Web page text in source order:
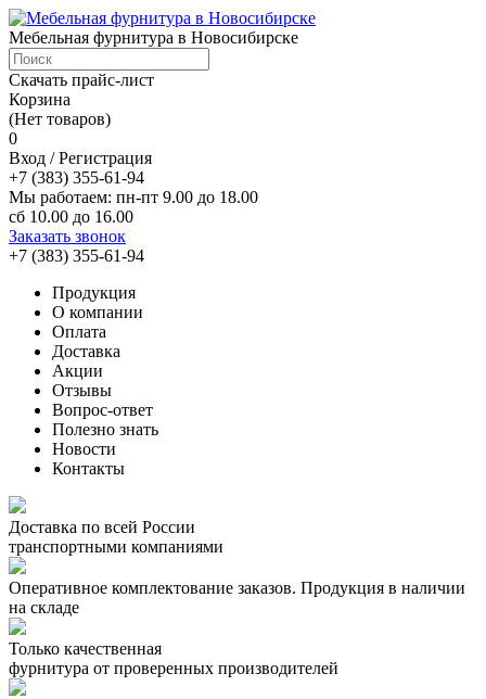
Мебельная фурнитура в Новосибирске
Скачать прайс-лист
Корзина
(Нет товаров)
0
Вход / Регистрация
+7 (383) 355-61-94
Мы работаем: пн-пт 9.00 до 18.00
сб 10.00 до 16.00
Заказать звонок
+7 (383) 355-61-94
Продукция
О компании
Оплата
Доставка
Акции
Отзывы
Вопрос-ответ
Полезно знать
Новости
Контакты
Доставка по всей России
транспортными компаниями
Оперативное комплектование заказов. Продукция в наличии
на складе
Только качественная
фурнитура от проверенных производителей